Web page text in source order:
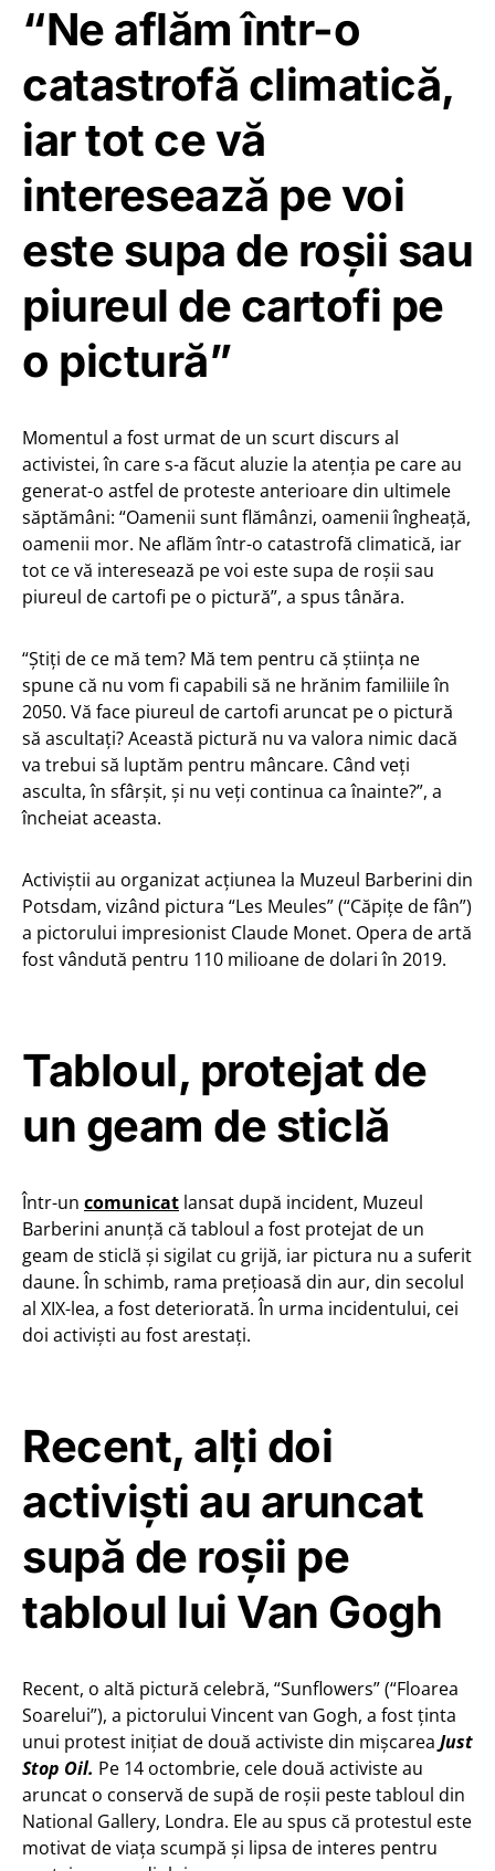
“Ne aflăm într-o
catastrofă climatică,
iar tot ce vă
interesează pe voi
este supa de roșii sau
piureul de cartofi pe
o pictură”
Momentul a fost urmat de un scurt discurs al
activistei, în care s-a făcut aluzie la atenția pe care au
generat-o astfel de proteste anterioare din ultimele
săptămâni: “Oamenii sunt flămânzi, oamenii îngheață,
oamenii mor. Ne aflăm într-o catastrofă climatică, iar
tot ce vă interesează pe voi este supa de roșii sau
piureul de cartofi pe o pictură”, a spus tânăra.
“Știți de ce mă tem? Mă tem pentru că știința ne
spune că nu vom fi capabili să ne hrănim familiile în
2050. Vă face piureul de cartofi aruncat pe o pictură
să ascultați? Această pictură nu va valora nimic dacă
va trebui să luptăm pentru mâncare. Când veți
asculta, în sfârșit, și nu veți continua ca înainte?”, a
încheiat aceasta.
Activiștii au organizat acțiunea la Muzeul Barberini din
Potsdam, vizând pictura “Les Meules” (“Căpițe de fân”)
a pictorului impresionist Claude Monet. Opera de artă
fost vândută pentru 110 milioane de dolari în 2019.
Tabloul, protejat de
un geam de sticlă
Într-un comunicat lansat după incident, Muzeul
Barberini anunță că tabloul a fost protejat de un
geam de sticlă și sigilat cu grijă, iar pictura nu a suferit
daune. În schimb, rama prețioasă din aur, din secolul
al XIX-lea, a fost deteriorată. În urma incidentului, cei
doi activiști au fost arestați.
Recent, alți doi
activiști au aruncat
supă de roșii pe
tabloul lui Van Gogh
Recent, o altă pictură celebră, “Sunflowers” (“Floarea
Soarelui”), a pictorului Vincent van Gogh, a fost ținta
unui protest inițiat de două activiste din mișcarea Just
Stop Oil. Pe 14 octombrie, cele două activiste au
aruncat o conservă de supă de roșii peste tabloul din
National Gallery, Londra. Ele au spus că protestul este
motivat de viața scumpă și lipsa de interes pentru